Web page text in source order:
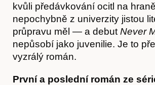
kvůli předávkování ocitl na
nepochybně z univerzity jistou
průpravu měl — a debut Never
nepůsobí jako juvenilie. Je to
vyzrálý román.
První a poslední román ze